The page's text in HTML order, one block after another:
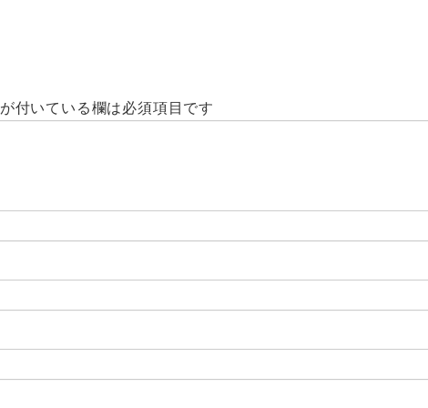
が付いている欄は必須項目です